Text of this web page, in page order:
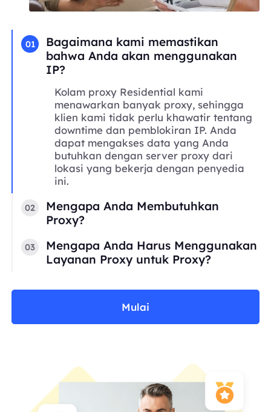
01
Bagaimana kami memastikan
bahwa Anda akan menggunakan
IP?
Kolam proxy Residential kami
menawarkan banyak proxy, sehingga
klien kami tidak perlu khawatir tentang
downtime dan pemblokiran IP. Anda
dapat mengakses data yang Anda
butuhkan dengan server proxy dari
lokasi yang bekerja dengan penyedia
ini.
02
Mengapa Anda Membutuhkan
Proxy?
03
Mengapa Anda Harus Menggunakan
Layanan Proxy untuk Proxy?
Mulai